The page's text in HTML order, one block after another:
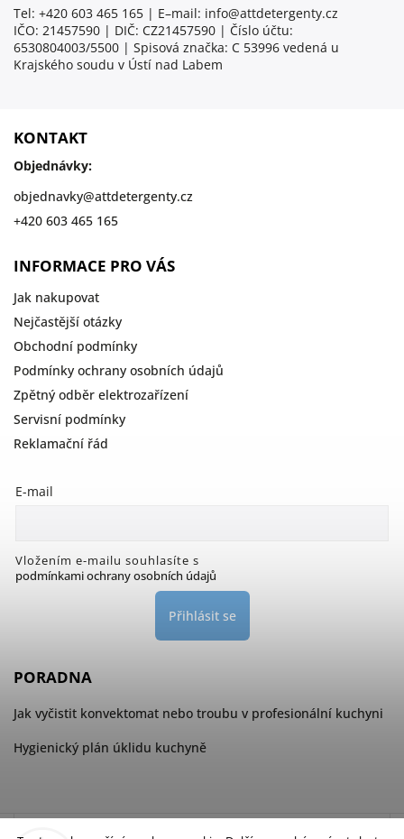
Tel: +420 603 465 165 | E–mail: info@attdetergenty.cz
IČO: 21457590 | DIČ: CZ21457590 | Číslo účtu:
6530804003/5500 | Spisová značka: C 53996 vedená u
Krajského soudu v Ústí nad Labem
KONTAKT
Objednávky:
objednavky@attdetergenty.cz
+420 603 465 165
INFORMACE PRO VÁS
Jak nakupovat
Nejčastější otázky
Obchodní podmínky
Podmínky ochrany osobních údajů
Zpětný odběr elektrozařízení
Servisní podmínky
Reklamační řád
E-mail
Vložením e-mailu souhlasíte s
podmínkami ochrany osobních údajů
Přihlásit se
PORADNA
Jak vyčistit konvektomat nebo troubu v profesionální kuchyni
Hygienický plán úklidu kuchyně